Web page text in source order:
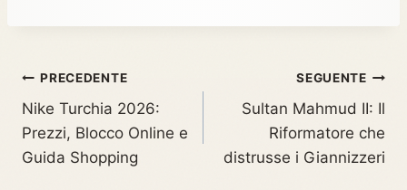
PRECEDENTE
Nike Turchia 2026:
Prezzi, Blocco Online e
Guida Shopping
SEGUENTE
Sultan Mahmud II: Il
Riformatore che
distrusse i Giannizzeri